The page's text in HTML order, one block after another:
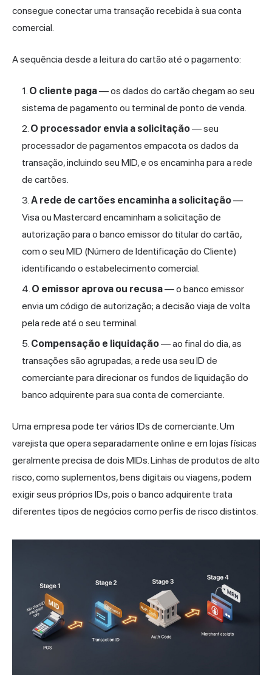
consegue conectar uma transação recebida à sua conta
comercial.
A sequência desde a leitura do cartão até o pagamento:
O cliente paga— os dados do cartão chegam ao seu
sistema de pagamento ou terminal de ponto de venda.
O processador envia a solicitação— seu
processador de pagamentos empacota os dados da
transação, incluindo seu MID, e os encaminha para a rede
de cartões.
A rede de cartões encaminha a solicitação—
Visa ou Mastercard encaminham a solicitação de
autorização para o banco emissor do titular do cartão,
com o seu MID (Número de Identificação do Cliente)
identificando o estabelecimento comercial.
O emissor aprova ou recusa— o banco emissor
envia um código de autorização; a decisão viaja de volta
pela rede até o seu terminal.
Compensação e liquidação— ao final do dia, as
transações são agrupadas; a rede usa seu ID de
comerciante para direcionar os fundos de liquidação do
banco adquirente para sua conta de comerciante.
Uma empresa pode ter vários IDs de comerciante. Um
varejista que opera separadamente online e em lojas físicas
geralmente precisa de dois MIDs. Linhas de produtos de alto
risco, como suplementos, bens digitais ou viagens, podem
exigir seus próprios IDs, pois o banco adquirente trata
diferentes tipos de negócios como perfis de risco distintos.